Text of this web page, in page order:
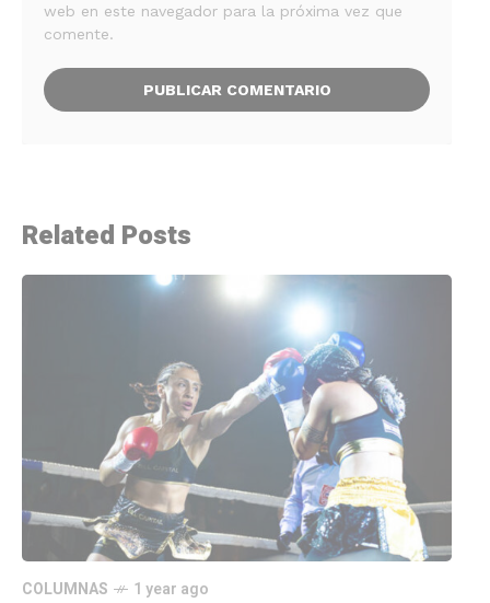
web en este navegador para la próxima vez que
comente.
Related Posts
COLUMNAS 1 year ago